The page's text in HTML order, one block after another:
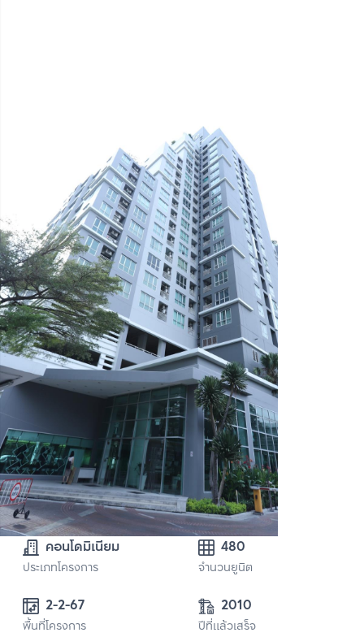
คอนโดมิเนียม
ประเภทโครงการ
480
จำนวนยูนิต
พื้นที่โครงการ
2010
ปีที่แล้วเสร็จ